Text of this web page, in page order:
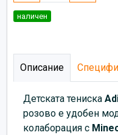
наличен
Описание
Детската тениска
розово е удобен
колаборация с